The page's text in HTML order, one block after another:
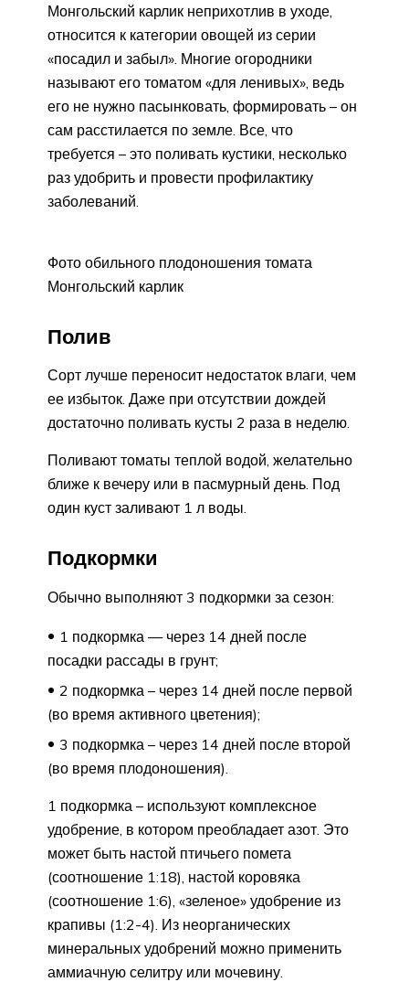
Монгольский карлик неприхотлив в уходе,
относится к категории овощей из серии
«посадил и забыл». Многие огородники
называют его томатом «для ленивых», ведь
его не нужно пасынковать, формировать – он
сам расстилается по земле. Все, что
требуется – это поливать кустики, несколько
раз удобрить и провести профилактику
заболеваний.
Фото обильного плодоношения томата
Монгольский карлик
Полив
Сорт лучше переносит недостаток влаги, чем
ее избыток. Даже при отсутствии дождей
достаточно поливать кусты 2 раза в неделю.
Поливают томаты теплой водой, желательно
ближе к вечеру или в пасмурный день. Под
один куст заливают 1 л воды.
Подкормки
Обычно выполняют 3 подкормки за сезон:
1 подкормка — через 14 дней после
посадки рассады в грунт;
2 подкормка – через 14 дней после первой
(во время активного цветения);
3 подкормка – через 14 дней после второй
(во время плодоношения).
1 подкормка – используют комплексное
удобрение, в котором преобладает азот. Это
может быть настой птичьего помета
(соотношение 1:18), настой коровяка
(соотношение 1:6), «зеленое» удобрение из
крапивы (1:2-4). Из неорганических
минеральных удобрений можно применить
аммиачную селитру или мочевину.